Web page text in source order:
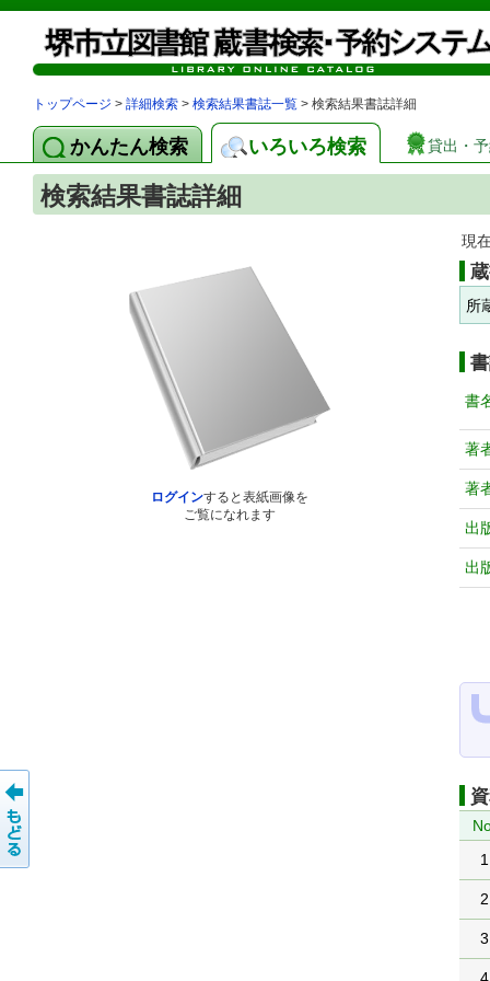
トップページ > 詳細検索 > 検索結果書誌一覧 > 検索結果書誌詳細
かんたん検索 いろいろ検索 貸出・
検索結果書誌詳細
ログインすると表紙画像を
ご覧になれます
現
所
書
著
著
出
出
1
2
3